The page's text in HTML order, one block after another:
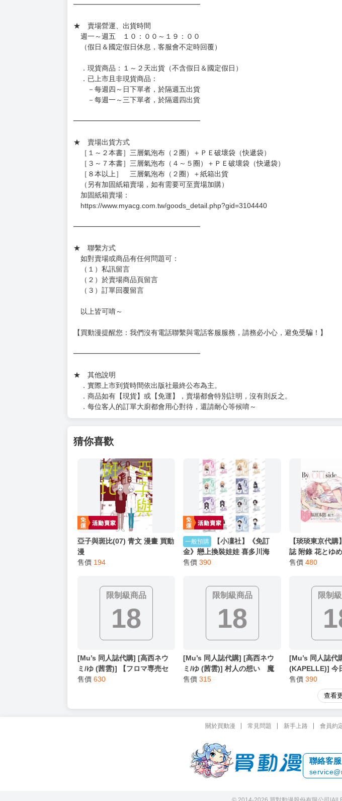
━━━━━━━━━━━━━━━━━━
★ 賣場營運、出貨時間
週一～週五 １０：００～１９：００
（假日＆國定假日休息，客服會不定時回覆）
．現貨商品：１～２天出貨（不含假日＆國定假日）
．已上市且非現貨商品：
－每週四～日下單者，於隔週五出貨
－每週一～三下單者，於隔週四出貨
━━━━━━━━━━━━━━━━━━
★ 賣場出貨方式
［１～２本書］三層氣泡布（２圈）＋ＰＥ破壞袋（快遞袋）
［３～７本書］三層氣泡布（４～５圈）＋ＰＥ破壞袋（快遞袋）
［８本以上］ 三層氣泡布（２圈）＋紙箱出貨
（另有加固紙箱賣場，如有需要可至賣場加購）
加固紙箱賣場：
https://www.myacg.com.tw/goods_detail.php?gid=3104440
━━━━━━━━━━━━━━━━━━
★ 聯繫方式
如對賣場或商品有任何問題可：
（１）私訊留言
（２）於賣場商品頁留言
（３）訂單回覆留言
以上皆可唷～
【買動漫提醒您：我們沒有電話聯繫與電話客服服務，請務必小心，避免受騙！】
━━━━━━━━━━━━━━━━━━
★ 其他說明
．實際上市到貨時間依出版社最終公布為主。
．商品如有【現貨】或【免運】，賣場都會特別註明，沒有則反之。
．每位客人的訂單大廚都會用心對待，還請耐心等候唷～
猜你喜歡
亞子與斑比(07) 青文 漫畫 買動
漫
售價 194
一般預購
【小凜社】《免訂
金》戀上換裝娃娃 喜多川海
夢、十六夜亞里沙、鴻上麗、
售價 390
【琰琰東京代
誌 附錄 花とゆ
多聞 寫真集By
售價 480
限制級商品
18
[Mu’s 同人誌代購] [高西ネウ
ミ/ゆ (茜雲)] 【フロマ専売セ
ット】村人の想い 魔王の決
【ミニアクリルスタンド】 (創
售價 630
限制級商品
18
[Mu’s 同人誌代購] [高西ネウ
ミ/ゆ (茜雲)] 村人の想い 魔
王の決意 魔王をやめたい魔
售價 315
限制
[Mu’s 同人誌代
(KAPELLE)] 今
ツ、だいすきし
售價 390
查看
關於買動漫 常見問題 新手上路 會員約
聯絡客服